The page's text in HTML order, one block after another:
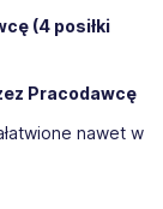
(4 posiłki
Pracodawcę
nawet w